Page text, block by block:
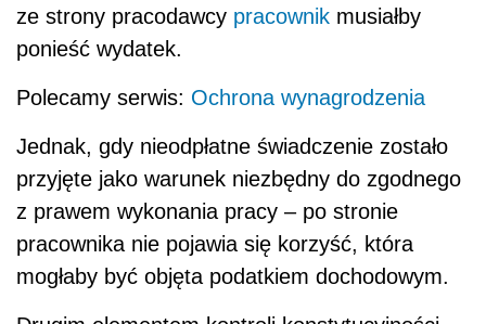
ze strony pracodawcy pracownik musiałby
ponieść wydatek.
Polecamy serwis: Ochrona wynagrodzenia
Jednak, gdy nieodpłatne świadczenie zostało
przyjęte jako warunek niezbędny do zgodnego
z prawem wykonania pracy – po stronie
pracownika nie pojawia się korzyść, która
mogłaby być objęta podatkiem dochodowym.